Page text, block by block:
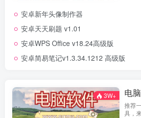
安卓新年头像制作器
安卓天天刷题 v1.01
安卓WPS Office v18.24高级版
安卓简易笔记v1.3.34.1212 高级版
3W+ 电
推荐
具，